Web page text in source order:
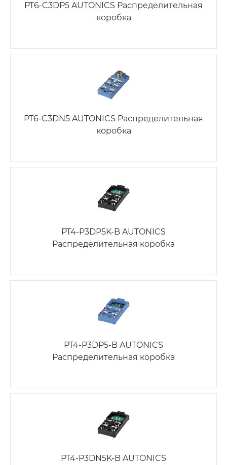
PT6-C3DP5 AUTONICS Распределительная
коробка
PT6-C3DN5 AUTONICS Распределительная
коробка
PT4-P3DP5K-B AUTONICS
Распределительная коробка
PT4-P3DP5-B AUTONICS
Распределительная коробка
PT4-P3DN5K-B AUTONICS